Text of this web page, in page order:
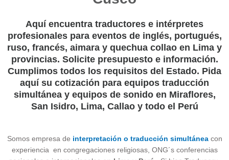
Aquí encuentra traductores e intérpretes
profesionales para eventos de inglés, portugués,
ruso, francés, aimara y quechua collao en Lima y
provincias. Solicite presupuesto e información.
Cumplimos todos los requisitos del Estado. Pida
aquí su cotización para equipos traducción
simultánea y equipos de sonido en Miraflores,
San Isidro, Lima, Callao y todo el Perú
Somos empresa de interpretación o traducción simultáneacon
experiencia en congregaciones religiosas, ONG´s conferencias